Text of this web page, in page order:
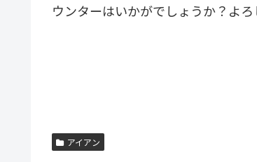
ウンターはいかがでしょうか？よ
アイアン